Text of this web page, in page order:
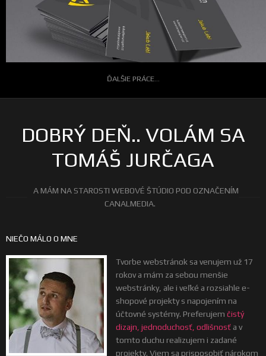
ĎALŠIE PRÁCE...
DOBRÝ DEŇ.. VOLÁM SA
TOMÁŠ JURČAGA
A MÁM NA STAROSTI WEBOVÉ ŠTÚDIO POD OZNAČENÍM
CANALMEDIA.
NIEČO MÁLO O MNE
Tvorbe webstránok sa venujem už 17
rokov a mám za sebou menšie
webstránky, ale i veľké a rozsiahle e-
shopové projekty s napojením na
účtovné systémy. Preferujem čistý
dizajn, jednoduchosť, odlišnosť a v
tomto duchu realizujem i zadané
projekty. Viem sa prisposobiť nárokom